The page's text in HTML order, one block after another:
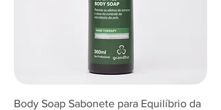
Body Soap Sabonete para Equilíbrio da